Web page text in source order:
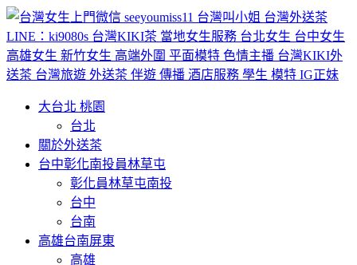
大台北 桃園
台北
關於外送茶
台中彰化南投員林草屯
彰化員林草屯南投
台中
台南
高雄台南屏東
高雄